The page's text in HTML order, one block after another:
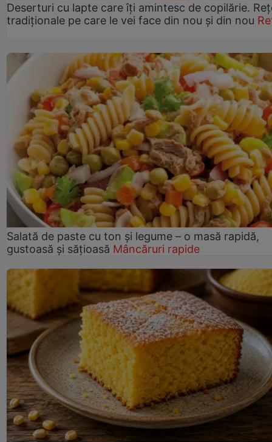
Deserturi cu lapte care îți amintesc de copilărie.
tradiționale pe care le vei face din nou și din nou
Salată de paste cu ton și legume – o masă rapidă,
gustoasă și sățioasă Mâncăruri rapide